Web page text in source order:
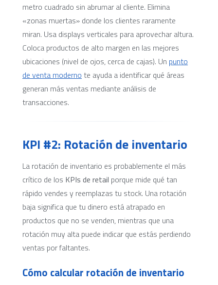
metro cuadrado sin abrumar al cliente. Elimina
«zonas muertas» donde los clientes raramente
miran. Usa displays verticales para aprovechar altura.
Coloca productos de alto margen en las mejores
ubicaciones (nivel de ojos, cerca de cajas). Un punto
de venta moderno te ayuda a identificar qué áreas
generan más ventas mediante análisis de
transacciones.
KPI #2: Rotación de inventario
La rotación de inventario es probablemente el más
crítico de los KPIs de retail porque mide qué tan
rápido vendes y reemplazas tu stock. Una rotación
baja significa que tu dinero está atrapado en
productos que no se venden, mientras que una
rotación muy alta puede indicar que estás perdiendo
ventas por faltantes.
Cómo calcular rotación de inventario